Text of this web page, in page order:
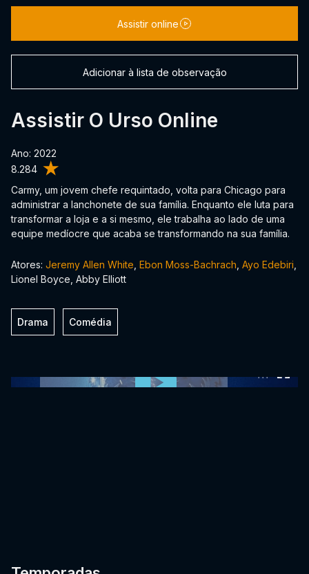
8.284
Assistir O Urso Online
Ano: 2022
Carmy, um jovem chefe requintado, volta para Chicago para
administrar a lanchonete de sua família. Enquanto ele luta para
transformar a loja e a si mesmo, ele trabalha ao lado de uma
equipe medíocre que acaba se transformando na sua família.
Assistir online
Adicionar à lista de observação
Atores: Jeremy Allen White Ebon Moss-Bachrach Ayo Edebiri
Lionel Boyce, Abby Elliott
Drama Comédia